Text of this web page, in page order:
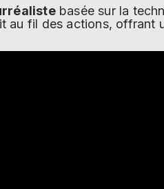
basée sur la
au fil des actions, offrant